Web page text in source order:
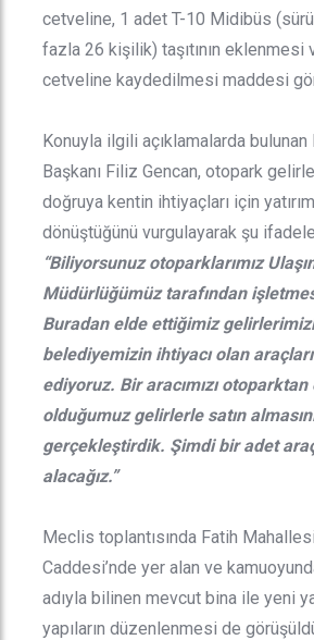
cetveline, 1 adet T-10 Midibüs
fazla 26 kişilik) taşıtının eklenmesi
cetveline kaydedilmesi maddesi
Konuyla ilgili açıklamalarda
Başkanı Filiz Gencan, otopark
doğruya kentin ihtiyaçları için
dönüştüğünü vurgulayarak şu
“Biliyorsunuz otoparklarımız
Müdürlüğümüz tarafından
Buradan elde ettiğimiz
belediyemizin ihtiyacı olan
ediyoruz. Bir aracımızı
olduğumuz gelirlerle satın
gerçekleştirdik. Şimdi bir adet
alacağız.”
Meclis toplantısında Fatih
Caddesi’nde yer alan ve
adıyla bilinen mevcut bina ile yeni
yapıların düzenlenmesi de